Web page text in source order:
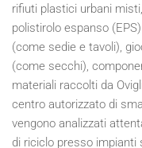
rifiuti plastici urbani
polistirolo espanso
(come sedie e tavoli),
(come secchi),
materiali raccolti da
centro autorizzato di
vengono analizzati
di riciclo presso impianti